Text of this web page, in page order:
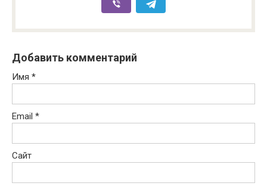
Добавить комментарий
Имя *
Email *
Сайт